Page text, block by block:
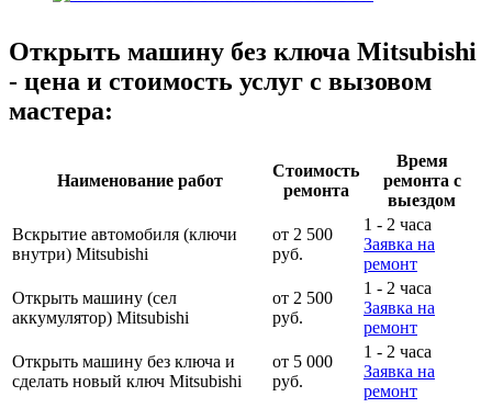
Открыть машину без ключа Mitsubishi
- цена и стоимость услуг с вызовом
мастера:
Наименование работ
Стоимость
ремонта
Время
ремонта с
выездом
Вскрытие автомобиля (ключи
внутри) Mitsubishi
от 2 500
руб.
1 - 2 часа
Заявка на
ремонт
Открыть машину (сел
аккумулятор) Mitsubishi
от 2 500
руб.
1 - 2 часа
Заявка на
ремонт
Открыть машину без ключа и
сделать новый ключ Mitsubishi
от 5 000
руб.
1 - 2 часа
Заявка на
ремонт